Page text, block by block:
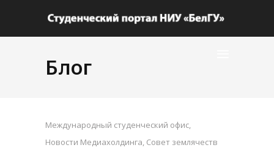
Блог
Международный студенческий офис,
Новости Медиахолдинга, Совет землячеств